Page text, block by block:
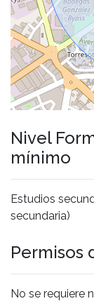
Nivel
mínimo
Estudios
secundaria)
Permisos
No se requiere